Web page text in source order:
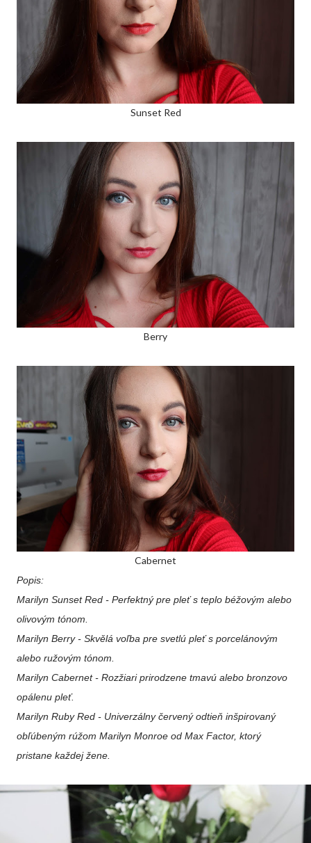
Sunset Red
Berry
Cabernet
Popis:
Marilyn Sunset Red - Perfektný pre pleť s teplo béžovým alebo
olivovým tónom.
Marilyn Berry- Skvělá voľba pre svetlú pleť s porcelánovým
alebo ružovým tónom.
Marilyn Cabernet- Rozžiari prirodzene tmavú alebo bronzovo
opálenu pleť.
Marilyn Ruby Red - Univerzálny červený odtieň inšpirovaný
obľúbeným rúžom Marilyn Monroe od Max Factor, ktorý
pristane každej žene.